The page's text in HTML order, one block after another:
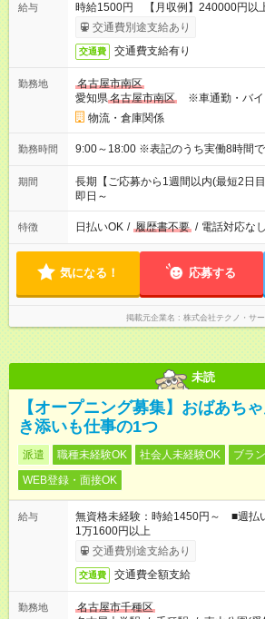
給与
時給1500円 【月収例】240000円以
交通費別途支給あり
交通費 交通費支給有り
勤務地
名古屋市南区
愛知県名古屋市南区
※車通勤・バイ
物流・倉庫関係
勤務時間 9:00～18:00 ※表記のうち実働8時間
期間
長期【ご応募から1週間以内(最短2日
即日～
特徴 日払いOK / 履歴書不要 / 電話対応なし
気になる！ 応募する
掲載元企業名 株式会社テクノ・サ
未読
【オープニング募集】おばあち
き添いも仕事の1つ
派遣 職種未経験OK 社会人未経験OK
ブラ
WEB登録・面接OK
給与
無資格未経験：時給1450円～ ■週
1万1600円以上
交通費別途支給あり
交通費 交通費全額支給
勤務地
名古屋市千種区